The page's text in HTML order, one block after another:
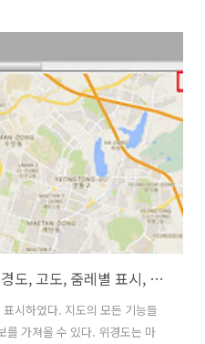
경전 위 그림과 아래 그림을 비
박스 (고도/속도/케이던스/온도/
그래프 색은 이전과 똑같다. 두
로 그래프 선을 표시한다..
GpsLog Manager - 지도에 위경도, 고도, 줌레별 표시, 기타
시하였다. 지도의 모든 기능들
를 가져올 수 있다. 위경도는 마